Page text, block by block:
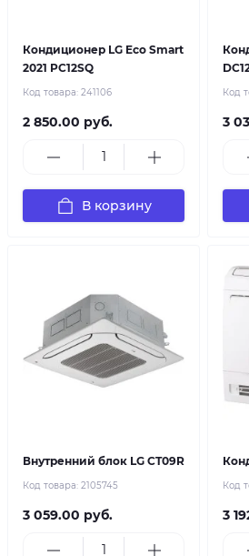
Кондиционер LG Eco Smart
2021 PC12SQ
Код товара: 241106
2 850.00 руб.
В корзину
Код
3
Внутренний блок LG CT09R
Код товара: 2105745
3 059.00 руб.
Код
3